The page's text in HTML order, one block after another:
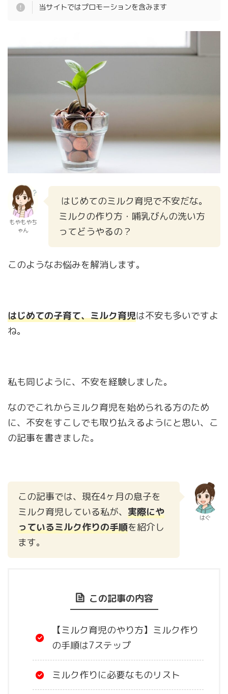
当サイトではプロモーションを含みます
もやもやち
ゃん
はじめてのミルク育児で不安だな。
ミルクの作り方・哺乳びんの洗い方
ってどうやるの？
このようなお悩みを解消します。
はじめての子育て、ミルク育児は不安も多いですよ
ね。
私も同じように、不安を経験しました。
なのでこれからミルク育児を始められる方のため
に、不安をすこしでも取り払えるようにと思い、こ
の記事を書きました。
この記事では、現在4ヶ月の息子を
ミルク育児している私が、 実際にや
っているミルク作りの手順を紹介し
ます。
はぐ
この記事の内容
【ミルク育児のやり方】ミルク作り
の手順は7ステップ
ミルク作りに必要なものリスト